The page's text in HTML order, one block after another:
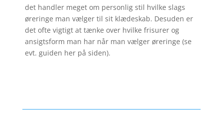
det handler meget om personlig stil hvilke slags
øreringe man vælger til sit klædeskab. Desuden er
det ofte vigtigt at tænke over hvilke frisurer og
ansigtsform man har når man vælger øreringe (se
evt. guiden her på siden).